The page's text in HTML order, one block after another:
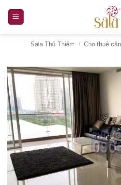
nội
Sala Thủ Thiêm / Cho thuê